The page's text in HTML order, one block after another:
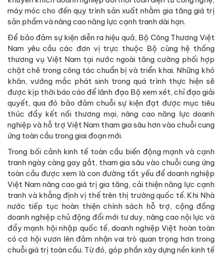
máy móc cho đến quy trình sản xuất nhằm gia tăng giá trị
sản phẩm và nâng cao năng lực cạnh tranh dài hạn.
Để bảo đảm sự kiện diễn ra hiệu quả, Bộ Công Thương Việt
Nam yêu cầu các đơn vị trực thuộc Bộ cùng hệ thống
thương vụ Việt Nam tại nước ngoài tăng cường phối hợp
chặt chẽ trong công tác chuẩn bị và triển khai. Những khó
khăn, vướng mắc phát sinh trong quá trình thực hiện sẽ
được kịp thời báo cáo để lãnh đạo Bộ xem xét, chỉ đạo giải
quyết, qua đó bảo đảm chuỗi sự kiện đạt được mục tiêu
thúc đẩy kết nối thương mại, nâng cao năng lực doanh
nghiệp và hỗ trợ Việt Nam tham gia sâu hơn vào chuỗi cung
ứng toàn cầu trong giai đoạn mới.
Trong bối cảnh kinh tế toàn cầu biến động mạnh và cạnh
tranh ngày càng gay gắt, tham gia sâu vào chuỗi cung ứng
toàn cầu được xem là con đường tất yếu để doanh nghiệp
Việt Nam nâng cao giá trị gia tăng, cải thiện năng lực cạnh
tranh và khẳng định vị thế trên thị trường quốc tế. Khi Nhà
nước tiếp tục hoàn thiện chính sách hỗ trợ, cộng đồng
doanh nghiệp chủ động đổi mới tư duy, nâng cao nội lực và
đẩy mạnh hội nhập quốc tế, doanh nghiệp Việt hoàn toàn
có cơ hội vươn lên đảm nhận vai trò quan trọng hơn trong
chuỗi giá trị toàn cầu. Từ đó, góp phần xây dựng nền kinh tế